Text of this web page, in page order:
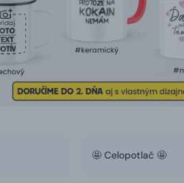
🤩 Celopotlač 🤩